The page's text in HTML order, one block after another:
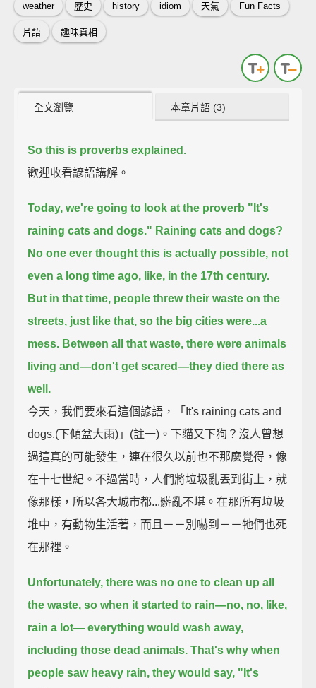
weather 歷史 history idiom 天氣 Fun Facts
片語 趣味真相
全文瀏覽 本章片語 (3)
So this is proverbs explained.
歡迎收看諺語講解。
Today, we're going to look at the proverb "It's
raining cats and dogs." Raining cats and dogs?
No one ever thought this is actually possible, not
even a long time ago, like, in the 17th century.
But in that time, people threw their waste on the
streets, just like that, so the big cities were...a
mess. Between all that waste, there were animals
living and—don't get scared—they died there as
well.
今天，我們要來看這個諺語，「It's raining cats and
dogs.(下傾盆大雨)」(註一)。下貓又下狗？沒人曾想
過這真的可能發生，連在很久以前也不那麼覺得，像
在十七世紀。不過當時，人們將垃圾亂丟到街上，就
像那樣，所以各大城市都...髒亂不堪。在那所有垃圾
堆中，有動物生活著，而且－－別嚇到－－牠們也死
在那裡。
Unfortunately, there was no one to clean up all
the waste, so when it started to rain—no, no, like,
rain a lot— everything would wash away,
including those dead animals. That's why when
people saw heavy rain, they would say, "It's